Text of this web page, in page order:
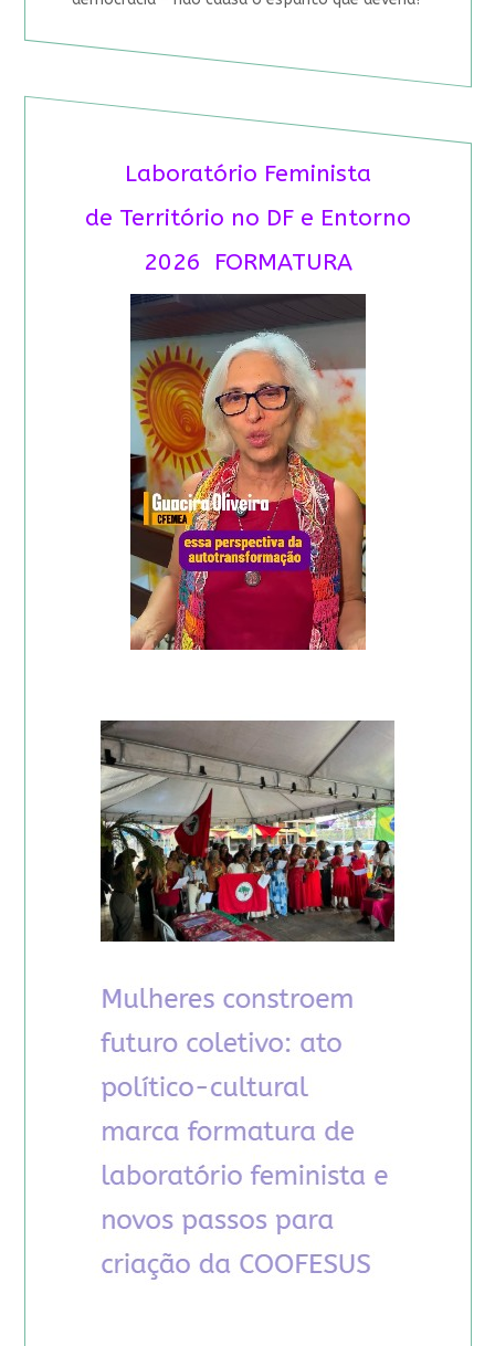
Laboratório Feminista
de Território no DF e Entorno
2026 FORMATURA